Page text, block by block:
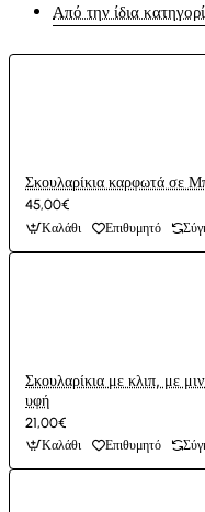
Από την ίδια
Σκουλαρίκια καρφωτά σε
45,00€
Καλάθι
Επιθυμητό
Σκουλαρίκια με κλιπ, με
υφή
21,00€
Καλάθι
Επιθυμητό